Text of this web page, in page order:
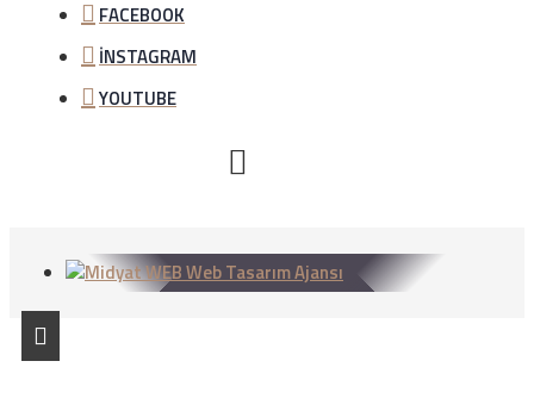
FACEBOOK
İNSTAGRAM
YOUTUBE